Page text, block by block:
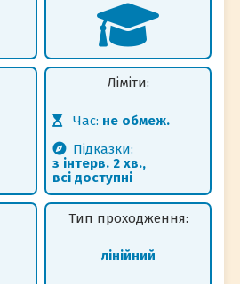
Ліміти:
Час: не обмеж.
Підказки:
з інтерв. 2 хв.,
всі доступні
Тип проходження:
лінійний